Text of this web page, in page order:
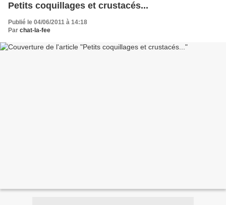
Petits coquillages et crustacés...
Publié le 04/06/2011 à 14:18
Par chat-la-fee